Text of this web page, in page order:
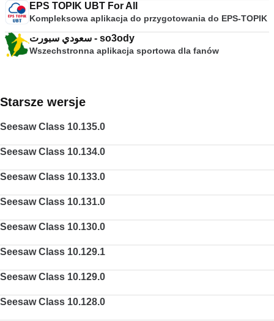
EPS TOPIK UBT For All
Kompleksowa aplikacja do przygotowania do EPS-TOPIK
سعودي سبورت - so3ody
Wszechstronna aplikacja sportowa dla fanów
Starsze wersje
Seesaw Class 10.135.0
Seesaw Class 10.134.0
Seesaw Class 10.133.0
Seesaw Class 10.131.0
Seesaw Class 10.130.0
Seesaw Class 10.129.1
Seesaw Class 10.129.0
Seesaw Class 10.128.0